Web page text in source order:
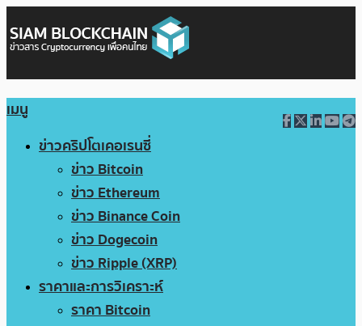
เมนู
ข่าวคริปโตเคอเรนซี่
ข่าว Bitcoin
ข่าว Ethereum
ข่าว Binance Coin
ข่าว Dogecoin
ข่าว Ripple (XRP)
ราคาและการวิเคราะห์
ราคา Bitcoin